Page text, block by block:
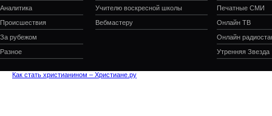
Аналитика
Происшествия
За рубежом
Разное
Учителю воскресной школы
Вебмастеру
Печатные СМИ
Онлайн ТВ
Онлайн
Утренняя Звезда
Как стать христианином – Христиане.ру